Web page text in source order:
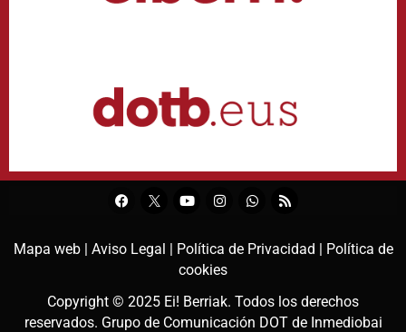
Mapa web | Aviso Legal | Política de Privacidad | Política de
cookies
Copyright © 2025 Ei! Berriak. Todos los derechos
reservados. Grupo de Comunicación DOT de Inmediobai